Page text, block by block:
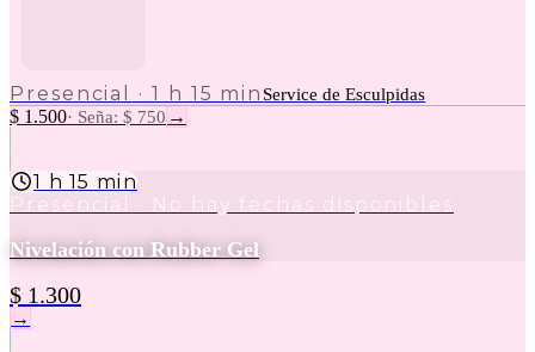
Presencial · 1 h 15 min Service de Esculpidas
$ 1.500· Seña: $ 750 →
1 h 15 min
Presencial
· No hay fechas disponibles
Nivelación con Rubber Gel
$ 1.300
→